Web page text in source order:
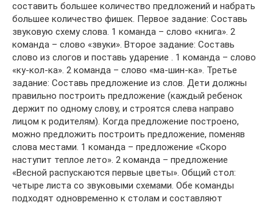
составить большее количество предложений и набрать
большее количество фишек. Первое задание: Составь
звуковую схему слова. 1 команда – слово «книга». 2
команда – слово «звуки». Второе задание: Составь
слово из слогов и поставь ударение . 1 команда – слово
«ку-кол-ка». 2 команда – слово «ма-шин-ка». Третье
задание: Составь предложение из слов. Дети должны
правильно построить предложение (каждый ребенок
держит по одному слову, и строятся слева направо
лицом к родителям). Когда предложение построено,
можно предложить построить предложение, поменяв
слова местами. 1 команда – предложение «Скоро
наступит теплое лето». 2 команда – предложение
«Весной распускаются первые цветы». Общий стол:
четыре листа со звуковыми схемами. Обе команды
подходят одновременно к столам и составляют